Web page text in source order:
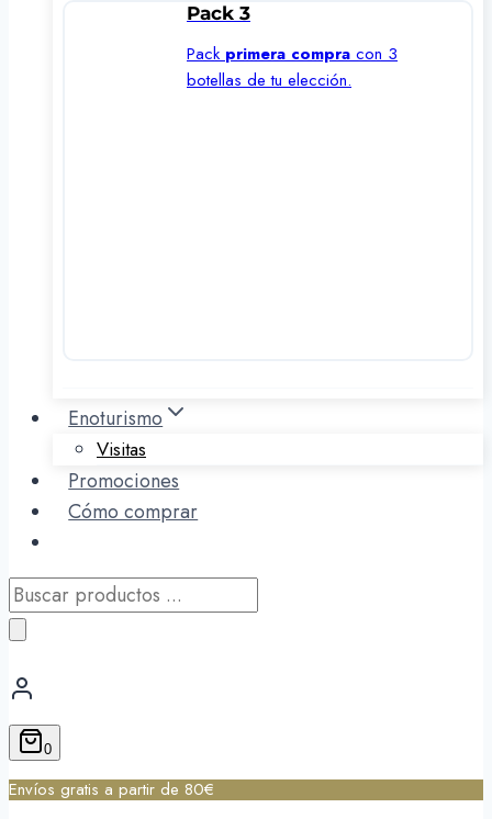
Pack 3
Pack primera compra con 3
botellas de tu elección.
Enoturismo
Visitas
Promociones
Cómo comprar
Búsqueda
de
0
Envíos gratis a partir de 80€